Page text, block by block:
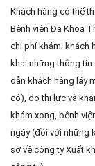
Khách hàng có thể
Bệnh viện Đa Khoa
chi phí khám, khách
khai những thông tin
dẫn khách hàng lấy
có), đo thị lực và
khám xong, bệnh
ngày (đồi với những
sơ về công ty Xuất